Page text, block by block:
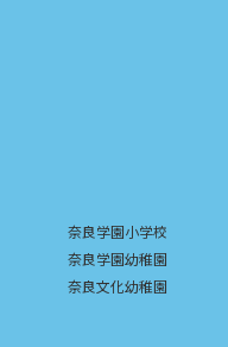
奈良学園小学校
奈良学園幼稚園
奈良文化幼稚園